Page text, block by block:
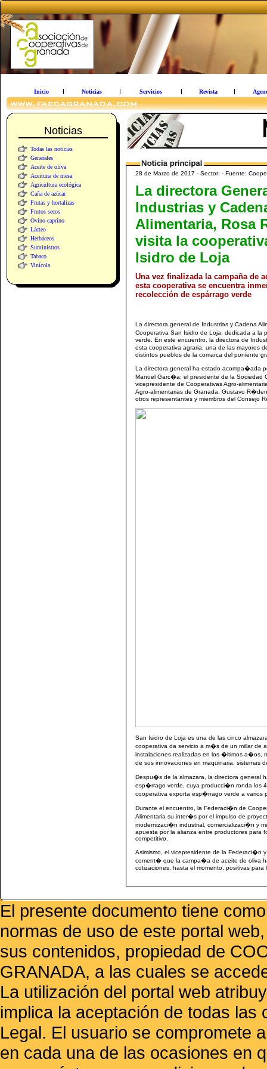
Inicio Noticias Servicios Revista
Noticias
Todas las noticias
Generales
Aceite de oliva
Aceituna de mesa
Agricultura ecológica
Caña de azúcar
Frutas y hortalizas
Frutos secos
Ovino-caprino
Lácteo
Herbáceos
Suministros
Tabaco
Vinícola
28 de Marzo de 2017 - Sector: - Fuente:
La directora
Industrias y
Alimentaria, Rosa
visita la
Isidro de Loja
Una vez finalizada la campaña de
esta cooperativa se encuentra
recolección de espárrago verde
La directora general de Industrias y Cadena
Cooperativa San Isidro de Loja, dedicada a
verde. En este encuentro, la directora de
esta cooperativa agraria, una de las mayores
distintos pueblos de la comarca del poniente
La directora general ha estado acompa�ada
Manuel Garc�a; el presidente de la Sociedad
vicepresidente de Cooperativas Agro-
Agro-alimentarias de Granada, Gustavo
otros representantes y miembros del Consejo
San Isidro de Loja es una de las cinco
cooperativa da servicio a m�s de un millar de
instalaciones realizadas en los �ltimos a�os,
de sus innovaciones en maquinaria, sistemas
Despu�s de la almazara, la directora general
esp�rrago verde, cuya producci�n ronda los
cooperativa exporta esp�rrago verde a varios
Durante el encuentro, la Federaci�n de
Alimentaria su inter�s por el impulso de
modernizaci�n industrial, comercializaci�n y
apuesta por la alianza entre productores para
competitivo.
Asimismo, el vicepresidente de la Federaci�n
coment� que la campa�a de aceite de oliva
cotizaciones, hasta el momento, positivas para
El presente documento tiene
normas de uso de este portal
sus contenidos, propiedad de
GRANADA, a las cuales se
La utilización del portal web
implica la aceptación de todas
Legal. El usuario se compromete
en cada una de las ocasiones en